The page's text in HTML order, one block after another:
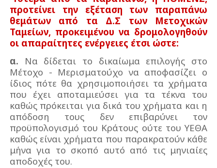
προτείνει την εξέταση των παραπάνω
θεμάτων από τα Δ.Σ των Μετοχικών
Ταμείων, προκειμένου να δρομολογηθούν
οι απαραίτητες ενέργειες έτσι ώστε:
α. Να δίδεται το δικαίωμα επιλογής στο
Μέτοχο - Μερισματούχο να αποφασίζει ο
ίδιος πότε θα χρησιμοποιήσει τα χρήματα
που έχει αποταμιεύσει για τα τέκνα του
καθώς πρόκειται για δικά του χρήματα και η
απόδοση τους δεν επιβαρύνει τον
προϋπολογισμό του Κράτους ούτε του ΥΕΘΑ
καθώς είναι χρήματα που παρακρατούν κάθε
μήνα για το σκοπό αυτό από τις μηνιαίες
αποδοχές του.